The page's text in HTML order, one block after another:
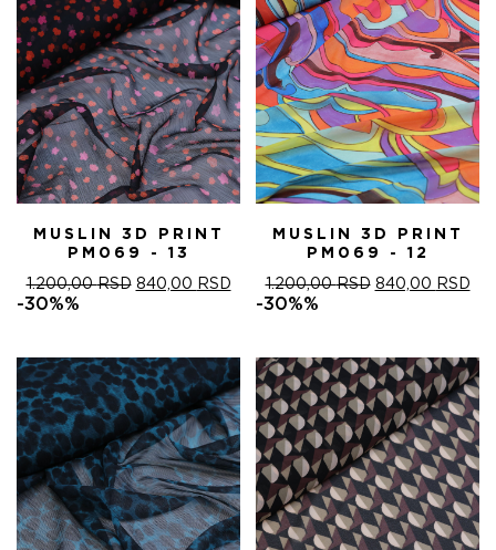
MUSLIN 3D PRINT
PM069 - 13
1.200,00RSD ОРИГИНАЛНА
1.200,00 RSD.
840,00 RSDТРЕНУТНА
ЦЕНА
-30%%
MUSLIN 3D PRINT
PM069 - 12
1.200,00RSD ОРИГИНАЛНА
1.200,00 RSD.
840,00 RSD
-30%%